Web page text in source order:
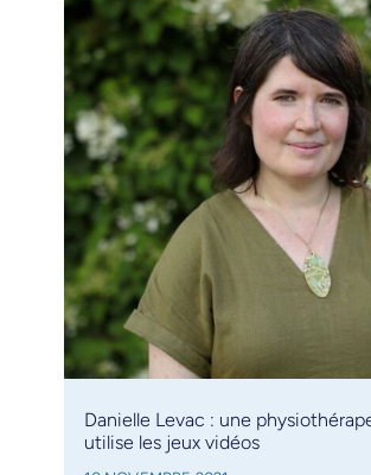
Danielle Levac : une
utilise les jeux vidéos